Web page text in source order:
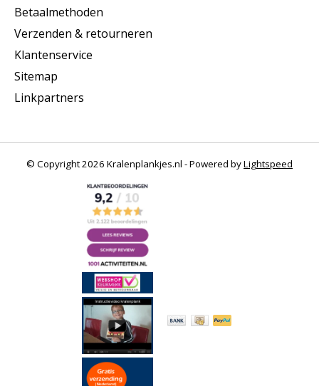
Betaalmethoden
Verzenden & retourneren
Klantenservice
Sitemap
Linkpartners
© Copyright 2026 Kralenplankjes.nl - Powered byLightspeed